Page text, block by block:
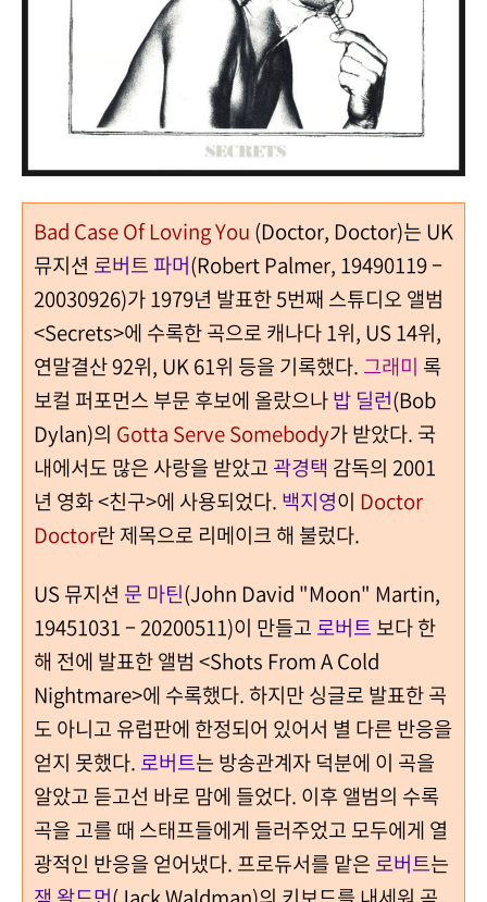
Bad Case Of Loving You (Doctor, Doctor)는 UK
뮤지션 로버트 파머(Robert Palmer, 19490119 –
20030926)가 1979년 발표한 5번째 스튜디오 앨범
<Secrets>에 수록한 곡으로 캐나다 1위, US 14위,
연말결산 92위, UK 61위 등을 기록했다. 그래미 록
보컬 퍼포먼스 부문 후보에 올랐으나밥 딜런(Bob
Dylan)의 Gotta Serve Somebody가 받았다. 국
내에서도 많은 사랑을 받았고 곽경택 감독의 2001
년 영화 <친구>에 사용되었다. 백지영이 Doctor
Doctor란 제목으로 리메이크 해 불렀다.
US 뮤지션 문 마틴(John David "Moon" Martin,
19451031 – 20200511)이 만들고 로버트보다 한
해 전에 발표한 앨범 <Shots From A Cold
Nightmare>에 수록했다. 하지만 싱글로 발표한 곡
도 아니고 유럽판에 한정되어 있어서 별 다른 반응을
얻지 못했다. 로버트는 방송관계자 덕분에 이 곡을
알았고 듣고선 바로 맘에 들었다. 이후 앨범의 수록
곡을 고를 때 스태프들에게 들러주었고 모두에게 열
광적인 반응을 얻어냈다. 프로듀서를 맡은 로버트는